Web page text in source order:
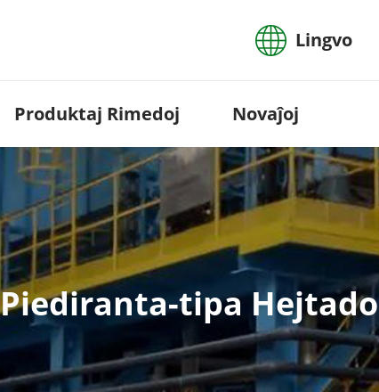
Lingvo
Produktaj Rimedoj Novaĵoj
Piediranta-tipa Hejtado